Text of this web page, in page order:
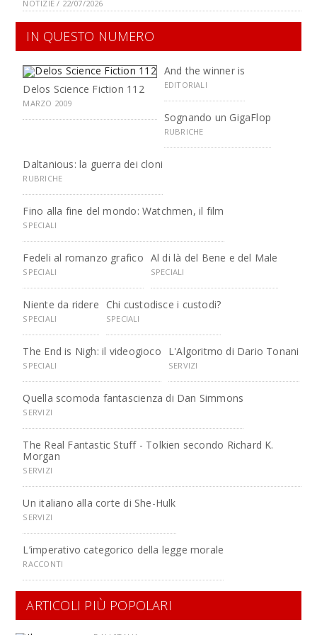
NOTIZIE / 22/07/2026
IN QUESTO NUMERO
Delos Science Fiction 112
MARZO 2009
And the winner is
EDITORIALI
Sognando un GigaFlop
RUBRICHE
Daltanious: la guerra dei cloni
RUBRICHE
Fino alla fine del mondo: Watchmen, il film
SPECIALI
Fedeli al romanzo grafico
SPECIALI
Al di là del Bene e del Male
SPECIALI
Niente da ridere
SPECIALI
Chi custodisce i custodi?
SPECIALI
The End is Nigh: il videogioco
SPECIALI
L'Algoritmo di Dario Tonani
SERVIZI
Quella scomoda fantascienza di Dan Simmons
SERVIZI
The Real Fantastic Stuff - Tolkien secondo Richard K.
Morgan
SERVIZI
Un italiano alla corte di She-Hulk
SERVIZI
L’imperativo categorico della legge morale
RACCONTI
ARTICOLI PIÙ POPOLARI